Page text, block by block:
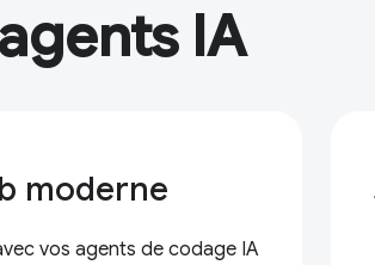
IA
moderne
vos agents de codage IA